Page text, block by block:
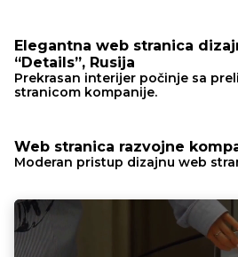
Elegantna web stranica
“Details”, Rusija
Prekrasan interijer počinje sa
stranicom kompanije.
Web stranica razvojne
Moderan pristup dizajnu web